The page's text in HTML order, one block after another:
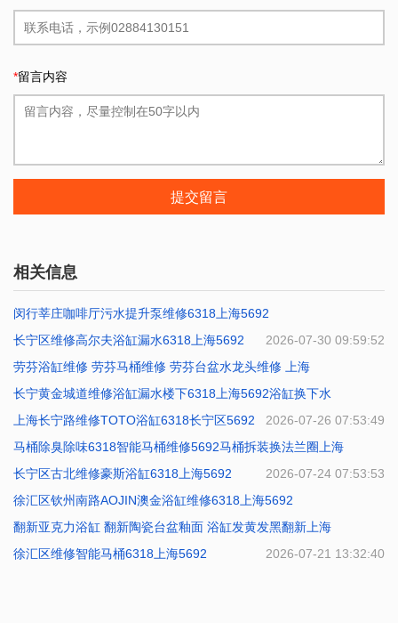
*留言内容
提交留言
相关信息
闵行莘庄咖啡厅污水提升泵维修6318上海5692
2026-07-31 10:41:31
长宁区维修高尔夫浴缸漏水6318上海5692
2026-07-30 09:59:52
劳芬浴缸维修 劳芬马桶维修 劳芬台盆水龙头维修 上海
2026-07-29 09:40:19
长宁黄金城道维修浴缸漏水楼下6318上海5692浴缸换下水
2026-07-27 10:21:22
上海长宁路维修TOTO浴缸6318长宁区5692
2026-07-26 07:53:49
马桶除臭除味6318智能马桶维修5692马桶拆装换法兰圈上海
2026-07-25 08:53:15
长宁区古北维修豪斯浴缸6318上海5692
2026-07-24 07:53:53
徐汇区钦州南路AOJIN澳金浴缸维修6318上海5692
2026-07-23 07:10:56
翻新亚克力浴缸 翻新陶瓷台盆釉面 浴缸发黄发黑翻新上海
2026-07-22 07:48:48
徐汇区维修智能马桶6318上海5692 2026-07-21 13:32:40